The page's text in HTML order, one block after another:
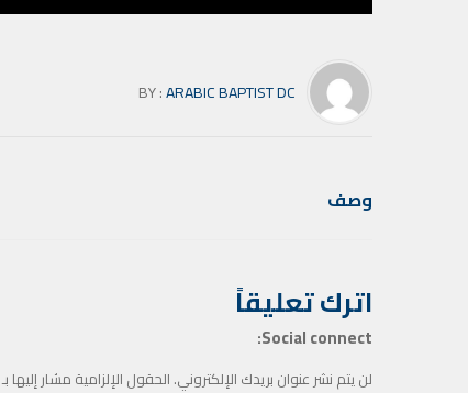
BY :ARABIC BAPTIST DC
وصف
اترك تعليقاً
Social connect:
لن يتم نشر عنوان بريدك الإلكتروني. الحقول الإلزامية مشار إليها بـ